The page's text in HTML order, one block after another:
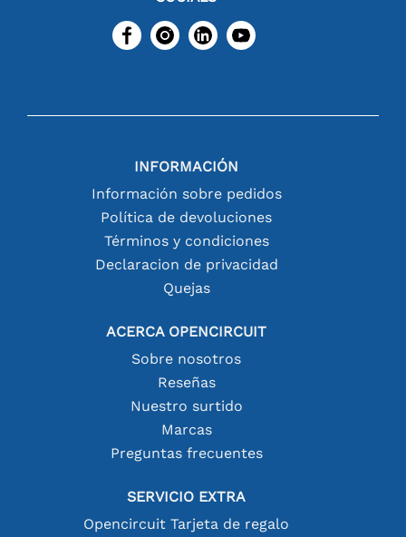
INFORMACIÓN
Información sobre pedidos
Política de devoluciones
Términos y condiciones
Declaracion de privacidad
Quejas
ACERCA OPENCIRCUIT
Sobre nosotros
Reseñas
Nuestro surtido
Marcas
Preguntas frecuentes
SERVICIO EXTRA
Opencircuit Tarjeta de regalo